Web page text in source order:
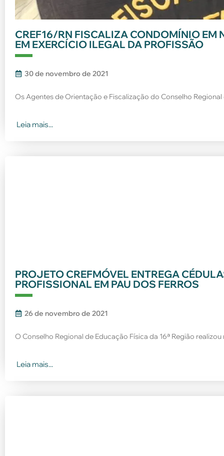
CREF16/RN FISCALIZA CONDOMÍNIO EM
EM EXERCÍCIO ILEGAL DA PROFISSÃO
30 de novembro de 2021
Os Agentes de Orientação e Fiscalização do Conselho
Leia mais...
PROJETO CREFMÓVEL ENTREGA
PROFISSIONAL EM PAU DOS FERROS
26 de novembro de 2021
O Conselho Regional de Educação Física da 16ª Região
Leia mais...